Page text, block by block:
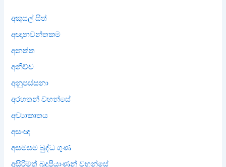
අකුසල් සිත්
අඥානවන්තකම
අනත්ත
අනිච්ච
අනුපස්සනා
අරහතන් වහන්සේ
අව්‍යාකෘතය
අසංඥ
අසමසම බුද්ධ ගුණ
අසිරිමත් බුදුපියාණන් වහන්සේ